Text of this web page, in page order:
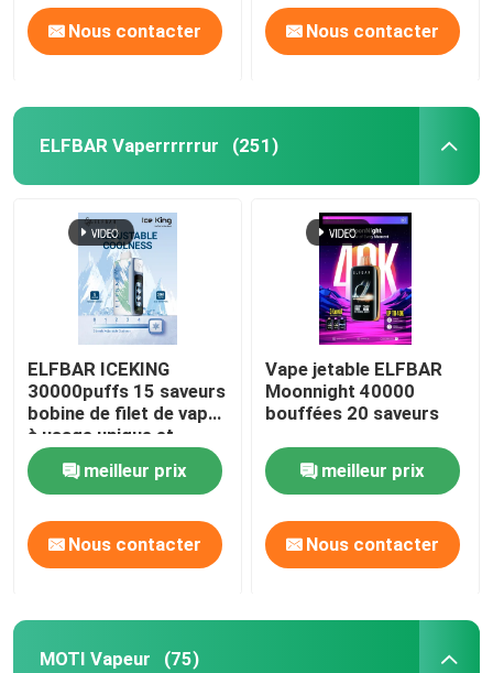
Nous contacter Nous contacter
ELFBAR Vaperrrrrrur (251)
ELFBAR ICEKING
30000puffs 15 saveurs
bobine de filet de vape
à usage unique et
capacité de liquide
électronique de 20 ml
meilleur prix
Nous contacter
Vape jetable ELFBAR
Moonnight 40000
bouffées 20 saveurs
meilleur prix
Nous contacter
MOTI Vapeur (75)